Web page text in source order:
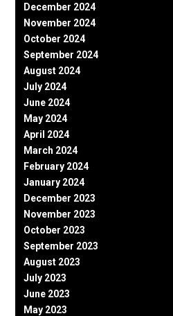
December 2024
November 2024
October 2024
September 2024
August 2024
July 2024
June 2024
May 2024
April 2024
March 2024
February 2024
January 2024
December 2023
November 2023
October 2023
September 2023
August 2023
July 2023
June 2023
May 2023